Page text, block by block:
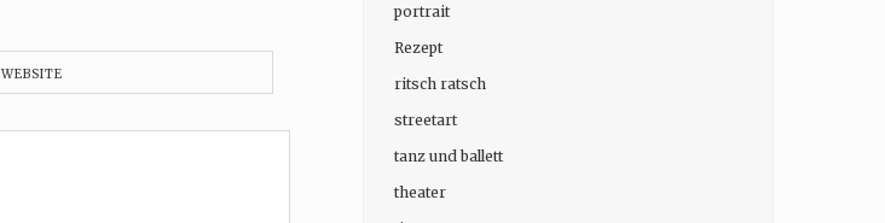
WEBSITE
portrait
Rezept
ritsch ratsch
streetart
tanz und ballett
theater